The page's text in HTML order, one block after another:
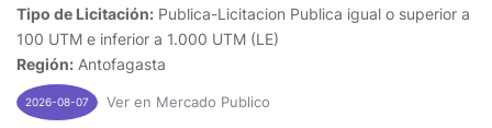
Tipo de Licitación: Publica-Licitacion Publica igual o superior a
100 UTM e inferior a 1.000 UTM (LE)
Región: Antofagasta
2026-08-07 Ver en Mercado Publico